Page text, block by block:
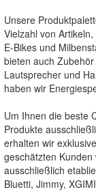
Unsere
Vielzahl von
E-Bikes und
bieten auch
Lautsprecher und
haben wir
Um Ihnen die beste
Produkte
erhalten wir
geschätzten
ausschließlich
Bluetti, Jimmy,